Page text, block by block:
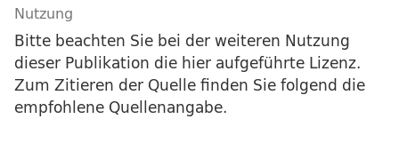
Nutzung
Bitte beachten Sie bei der weiteren Nutzung
dieser Publikation die hier aufgeführte Lizenz.
Zum Zitieren der Quelle finden Sie folgend die
empfohlene Quellenangabe.